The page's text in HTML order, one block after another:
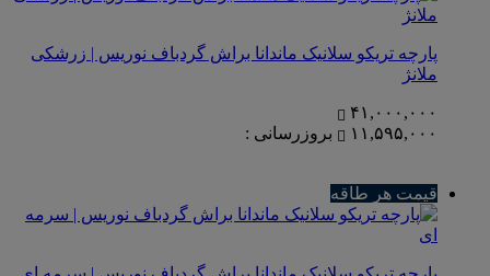
پارچه تریکو سلانیک ماندانا براش گردباف نوریس | زرشکی
ملانژ
۴۱,۰۰۰,۰۰۰
۱۱,۵۹۵,۰۰۰
بروزرسانی :
قیمت هر طاقه